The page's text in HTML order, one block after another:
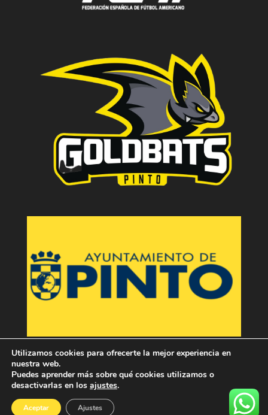
Utilizamos cookies para ofrecerte la mejor experiencia en
nuestra web.
Puedes aprender más sobre qué cookies utilizamos o
desactivarlas en los ajustes.
Aceptar Ajustes